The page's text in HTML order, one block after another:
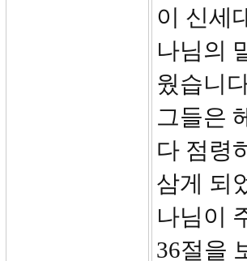
이 신세
나님의
웠습니
그들은
다 점령
삼게 되
나님이
36절을